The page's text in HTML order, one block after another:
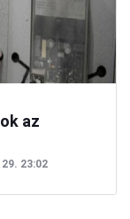
az
23:02